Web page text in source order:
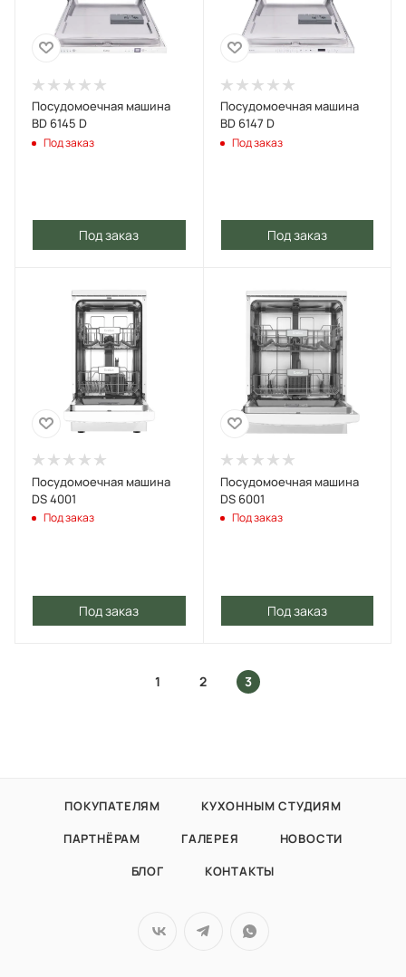
Посудомоечная машина
BD 6145 D
Под заказ
Под заказ
Посудомоечная машина
BD 6147 D
Под заказ
Под заказ
Посудомоечная машина
DS 4001
Под заказ
Под заказ
Посудомоечная машина
DS 6001
Под заказ
Под заказ
1 2 3
ПОКУПАТЕЛЯМ
КУХОННЫМ СТУДИЯМ
ПАРТНЁРАМ
ГАЛЕРЕЯ
НОВОСТИ
БЛОГ
КОНТАКТЫ